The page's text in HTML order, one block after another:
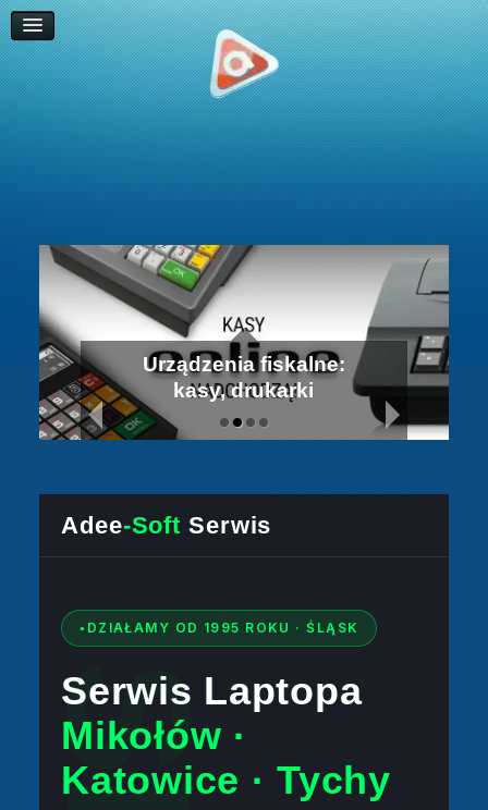
Programy
Prywatność
Terminale
Kursy online
Blog
Kontakt
Urządzenia fiskalne:
kasy, drukarki
Adee-Soft Serwis
DZIAŁAMY OD 1995 ROKU · ŚLĄSK
Serwis Laptopa
Mikołów ·
Katowice · Tychy